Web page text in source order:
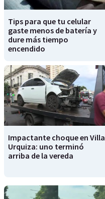
Tips para que tu celular
gaste menos de batería y
dure más tiempo
encendido
Impactante choque en Villa
Urquiza: uno terminó
arriba de la vereda